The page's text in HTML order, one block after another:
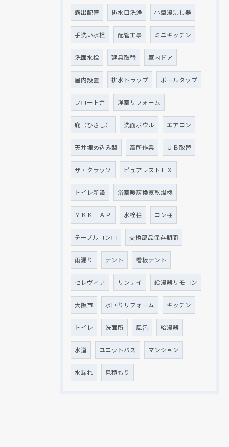
露出配管 排水口洗浄 小型湯沸し器
手洗い水栓 配管工事 ミニキッチン
洗面水栓 建具取替 室内ドア
屋内設置 排水トラップ ボールタップ
フロート弁 洋室リフォーム
庇（ひさし） 洗面ボウル エアコン
天井埋め込み型 高所作業 ＵＢ取替
ザ・クラッソ ピュアレストＥＸ
トイレ新設 浴室暖房換気乾燥機
ＹＫＫ ＡＰ 水栓柱 コン柱
テーブルコンロ 交換部品保存期間
雨漏り テント 看板テント
セレヴィア リンナイ 給湯器リモコン
大阪市 水回りリフォーム キッチン
トイレ 洗面所 風呂 給湯器
水道 ユニットバス マンション
水漏れ 見積もり